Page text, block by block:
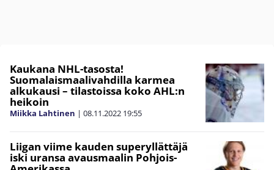
Kaukana NHL-tasosta!
Suomalaismaalivahdilla karmea
alkukausi – tilastoissa koko AHL:n
heikoin
Miikka Lahtinen | 08.11.2022 19:55
Liigan viime kauden superyllättäjä
iski uransa avausmaalin Pohjois-